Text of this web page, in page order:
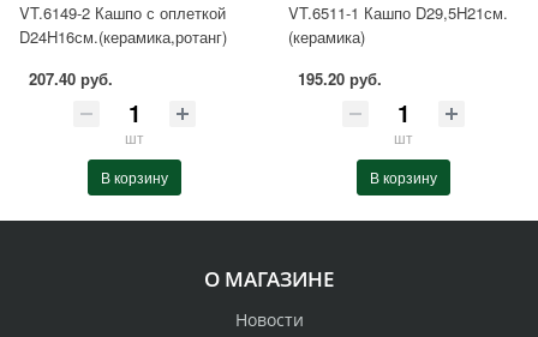
VT.6149-2 Кашпо с оплеткой
D24H16см.(керамика,ротанг)
207.40 руб.
шт
В корзину
VT.6511-1 Кашпо D29,5H21см.
(керамика)
195.20 руб.
шт
В корзину
О МАГАЗИНЕ
Новости